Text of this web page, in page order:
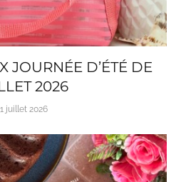
JOURNÉE D’ÉTÉ DE
2026
juillet 2026